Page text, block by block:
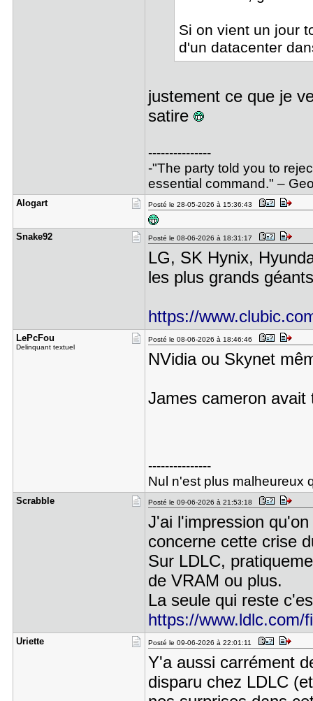
Si on vient un jour
d'un datacenter
justement ce que je
satire
---------------
-"The party told you to
essential command." –
Alogart Posté le 28-05-2026 à 15:36:43
Snake92 Posté le 08-06-2026 à 18:31:17
LG, SK Hynix,
les plus grands
https://
LePcFou
Delinquant textuel
Posté le 08-06-2026 à 18:46:46
NVidia ou Skynet
James cameron
---------------
Nul n'est plus malheureux
Scrabble Posté le 09-06-2026 à 21:53:18
J'ai l'impression
concerne cette crise
Sur LDLC,
de VRAM ou plus.
La seule qui reste
https://www.ldlc.com/
Uriette Posté le 09-06-2026 à 22:01:11
Y'a aussi carrément
disparu chez LDLC